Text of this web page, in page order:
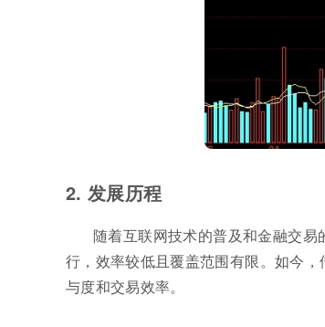
2. 发展历程
随着互联网技术的普及和金融交
行，效率较低且覆盖范围有限。如今
与度和交易效率。